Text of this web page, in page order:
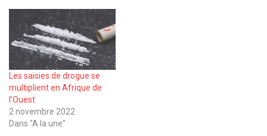
Les saisies de drogue se
multiplient en Afrique de
l’Ouest
2 novembre 2022
Dans "A la une"